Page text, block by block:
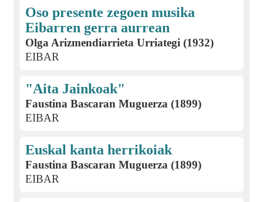
Oso presente zegoen musika
Eibarren gerra aurrean
Olga Arizmendiarrieta Urriategi (1932)
EIBAR
"Aita Jainkoak"
Faustina Bascaran Muguerza (1899)
EIBAR
Euskal kanta herrikoiak
Faustina Bascaran Muguerza (1899)
EIBAR